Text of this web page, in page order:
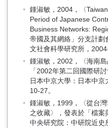
鍾淑敏，2004，〈
Period of Japanese
Business Networks:
帝國及其網絡」分支計劃
文社會科學研究所，
鍾淑敏，2002，〈海南
「2002年第二回國際研
日本中京大學：日本中
10-27。
鍾淑敏，1999，〈從台
之收藏〉，發表於「檔案
中央研究院：中研院近